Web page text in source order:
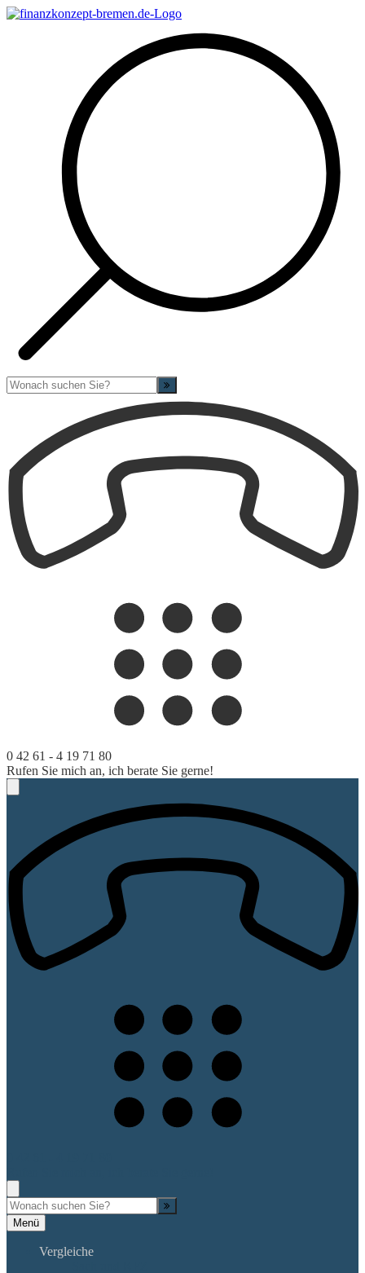
0 42 61 - 4 19 71 80
Rufen Sie mich an, ich berate Sie gerne!
Menü
Vergleiche